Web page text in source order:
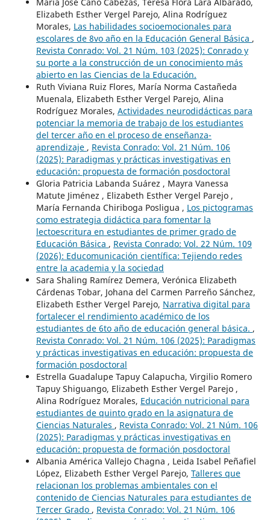
María José Cano Cabezas, Teresa Flora Lara Albarado,
Elizabeth Esther Vergel Parejo, Alina Rodríguez
Morales, Las habilidades socioemocionales para
escolares de 8vo año en la Educación General Básica ,
Revista Conrado: Vol. 21 Núm. 103 (2025): Conrado y
su porte a la construcción de un conocimiento más
abierto en las Ciencias de la Educación.
Ruth Viviana Ruiz Flores, María Norma Castañeda
Muenala, Elizabeth Esther Vergel Parejo, Alina
Rodríguez Morales, Actividades neurodidácticas para
potenciar la memoria de trabajo de los estudiantes
del tercer año en el proceso de enseñanza-
aprendizaje , Revista Conrado: Vol. 21 Núm. 106
(2025): Paradigmas y prácticas investigativas en
educación: propuesta de formación posdoctoral
Gloria Patricia Labanda Suárez , Mayra Vanessa
Matute Jiménez , Elizabeth Esther Vergel Parejo ,
María Fernanda Chiriboga Posligua , Los pictogramas
como estrategia didáctica para fomentar la
lectoescritura en estudiantes de primer grado de
Educación Básica , Revista Conrado: Vol. 22 Núm. 109
(2026): Educomunicación científica: Tejiendo redes
entre la academia y la sociedad
Sara Shaling Ramírez Demera, Verónica Elizabeth
Cárdenas Tobar, Johana del Carmen Parreño Sánchez,
Elizabeth Esther Vergel Parejo, Narrativa digital para
fortalecer el rendimiento académico de los
estudiantes de 6to año de educación general básica. ,
Revista Conrado: Vol. 21 Núm. 106 (2025): Paradigmas
y prácticas investigativas en educación: propuesta de
formación posdoctoral
Estrella Guadalupe Tapuy Calapucha, Virgilio Romero
Tapuy Shiguango, Elizabeth Esther Vergel Parejo ,
Alina Rodríguez Morales, Educación nutricional para
estudiantes de quinto grado en la asignatura de
Ciencias Naturales , Revista Conrado: Vol. 21 Núm. 106
(2025): Paradigmas y prácticas investigativas en
educación: propuesta de formación posdoctoral
Albania América Vallejo Chagna , Leida Isabel Peñafiel
López, Elizabeth Esther Vergel Parejo, Talleres que
relacionan los problemas ambientales con el
contenido de Ciencias Naturales para estudiantes de
Tercer Grado , Revista Conrado: Vol. 21 Núm. 106